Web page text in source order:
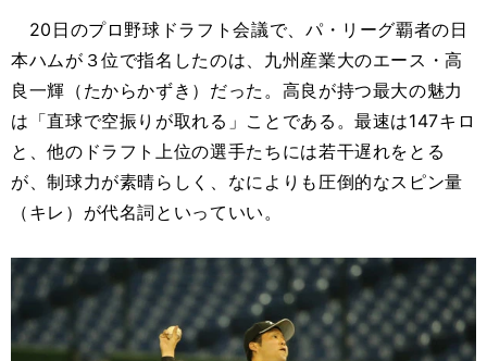
20日のプロ野球ドラフト会議で、パ・リーグ覇者の日
本ハムが３位で指名したのは、九州産業大のエース・高
良一輝（たからかずき）だった。高良が持つ最大の魅力
は「直球で空振りが取れる」ことである。最速は147キロ
と、他のドラフト上位の選手たちには若干遅れをとる
が、制球力が素晴らしく、なによりも圧倒的なスピン量
（キレ）が代名詞といっていい。